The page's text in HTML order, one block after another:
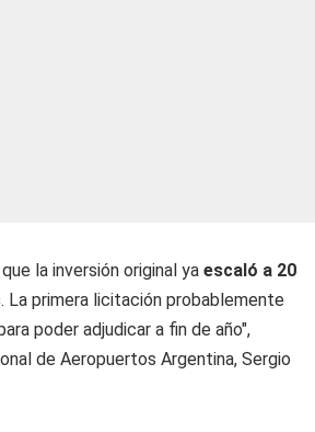
la inversión original ya escaló a 20
. La primera licitación probablemente
poder adjudicar a fin de año",
de Aeropuertos Argentina, Sergio